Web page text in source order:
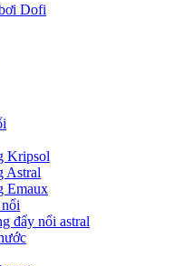
Dofi
Kripsol
Astral
Emaux
đẩy nổi astral